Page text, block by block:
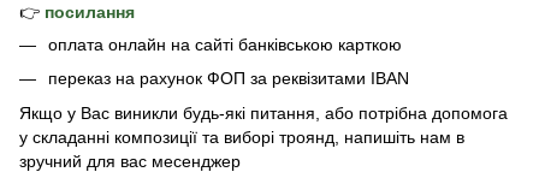
👉 посилання
оплата онлайн на сайті банківською карткою
переказ на рахунок ФОП за реквізитами IBAN
Якщо у Вас виникли будь-які питання, або потрібна допомога
у складанні композиції та виборі троянд, напишіть нам в
зручний для вас месенджер